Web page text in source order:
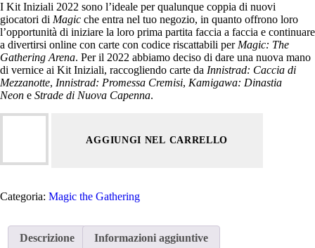
I Kit Iniziali 2022 sono l’ideale per qualunque coppia di nuovi
giocatori di Magic che entra nel tuo negozio, in quanto offrono loro
l’opportunità di iniziare la loro prima partita faccia a faccia e continuare
a divertirsi online con carte con codice riscattabili per Magic: The
Gathering Arena. Per il 2022 abbiamo deciso di dare una nuova mano
di vernice ai Kit Iniziali, raccogliendo carte da Innistrad: Caccia di
Mezzanotte, Innistrad: Promessa Cremisi, Kamigawa: Dinastia
Neon e Strade di Nuova Capenna.
Magic
quantità
AGGIUNGI NEL CARRELLO
Categoria: Magic the Gathering
Descrizione Informazioni aggiuntive